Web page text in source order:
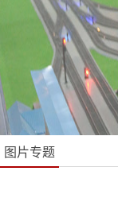
图片专题